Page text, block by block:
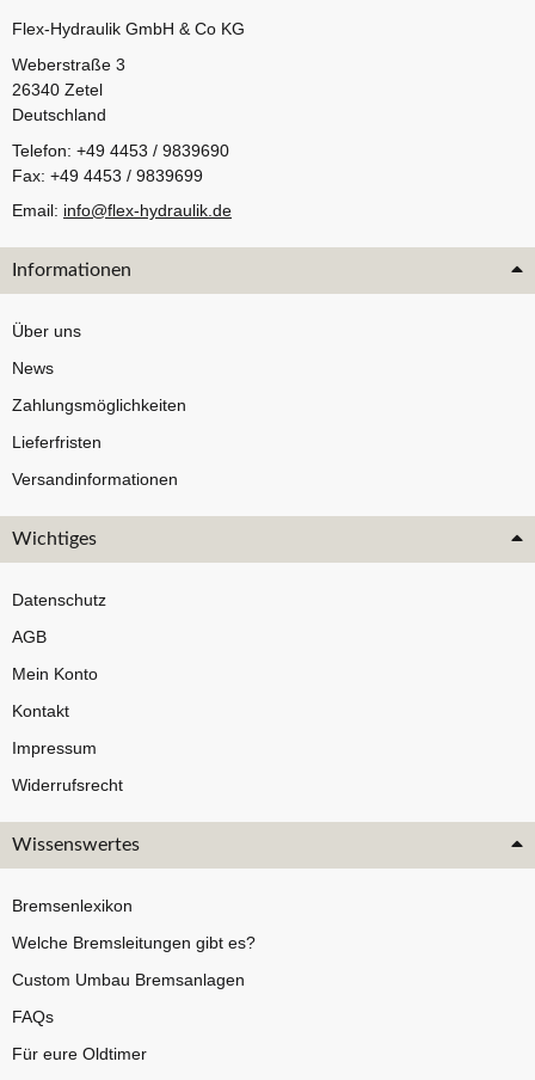
Flex-Hydraulik GmbH & Co KG
Weberstraße 3
26340 Zetel
Deutschland
Telefon: +49 4453 / 9839690
Fax: +49 4453 / 9839699
Email: info@flex-hydraulik.de
Informationen
Über uns
News
Zahlungsmöglichkeiten
Lieferfristen
Versandinformationen
Wichtiges
Datenschutz
AGB
Mein Konto
Kontakt
Impressum
Widerrufsrecht
Wissenswertes
Bremsenlexikon
Welche Bremsleitungen gibt es?
Custom Umbau Bremsanlagen
FAQs
Für eure Oldtimer